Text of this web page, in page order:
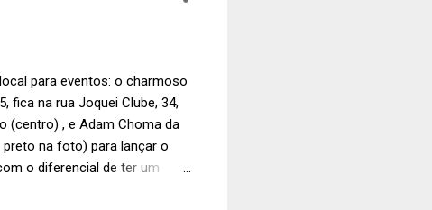
para eventos: o charmoso
fica na rua Joquei Clube, 34,
(centro) , e Adam Choma da
na foto) para lançar o
o diferencial de ter um